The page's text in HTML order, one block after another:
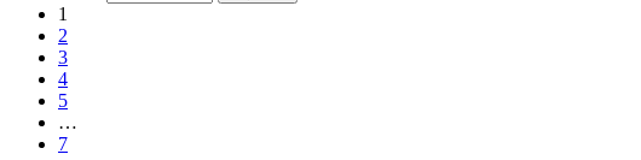
1
2
3
4
5
…
7